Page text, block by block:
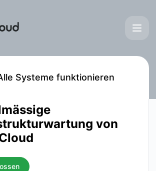
Systeme funktionieren
von